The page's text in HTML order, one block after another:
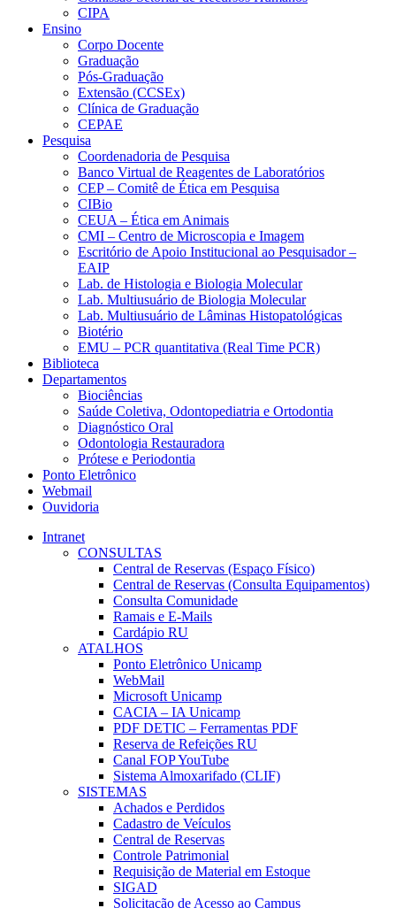
CIPA
Ensino
Corpo Docente
Graduação
Pós-Graduação
Extensão (CCSEx)
Clínica de Graduação
CEPAE
Pesquisa
Coordenadoria de Pesquisa
Banco Virtual de Reagentes de Laboratórios
CEP – Comitê de Ética em Pesquisa
CIBio
CEUA – Ética em Animais
CMI – Centro de Microscopia e Imagem
Escritório de Apoio Institucional ao Pesquisador –
EAIP
Lab. de Histologia e Biologia Molecular
Lab. Multiusuário de Biologia Molecular
Lab. Multiusuário de Lâminas Histopatológicas
Biotério
EMU – PCR quantitativa (Real Time PCR)
Biblioteca
Departamentos
Biociências
Saúde Coletiva, Odontopediatria e Ortodontia
Diagnóstico Oral
Odontologia Restauradora
Prótese e Periodontia
Ponto Eletrônico
Webmail
Ouvidoria
Intranet
CONSULTAS
Central de Reservas (Espaço Físico)
Central de Reservas (Consulta Equipamentos)
Consulta Comunidade
Ramais e E-Mails
Cardápio RU
ATALHOS
Ponto Eletrônico Unicamp
WebMail
Microsoft Unicamp
CACIA – IA Unicamp
PDF DETIC – Ferramentas PDF
Reserva de Refeições RU
Canal FOP YouTube
Sistema Almoxarifado (CLIF)
SISTEMAS
Achados e Perdidos
Cadastro de Veículos
Central de Reservas
Controle Patrimonial
Requisição de Material em Estoque
SIGAD
Solicitação de Acesso ao Campus